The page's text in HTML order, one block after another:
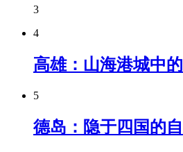
3
4
高雄：山海港城中的
5
德岛：隐于四国的自